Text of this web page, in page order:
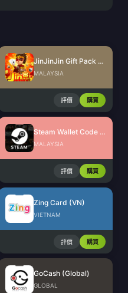
JinJinJin Gift Pack Redeem Code
MALAYSIA
評價 購買
Steam Wallet Code (MYR)
MALAYSIA
評價 購買
Zing Card (VN)
VIETNAM
評價 購買
GoCash (Global)
GLOBAL